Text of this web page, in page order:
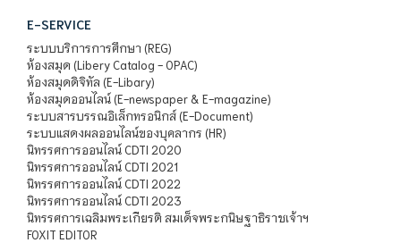
E-SERVICE
ระบบบริการการศึกษา (REG)
ห้องสมุด (Libery Catalog - OPAC)
ห้องสมุดดิจิทัล (E-Libary)
ห้องสมุดออนไลน์ (E-newspaper & E-magazine)
ระบบสารบรรณอิเล็กทรอนิกส์ (E-Document)
ระบบแสดงผลออนไลน์ของบุคลากร (HR)
นิทรรศการออนไลน์ CDTI 2020
นิทรรศการออนไลน์ CDTI 2021
นิทรรศการออนไลน์ CDTI 2022
นิทรรศการออนไลน์ CDTI 2023
นิทรรศการเฉลิมพระเกียรติ สมเด็จพระกนิษฐาธิราชเจ้าฯ
FOXIT EDITOR